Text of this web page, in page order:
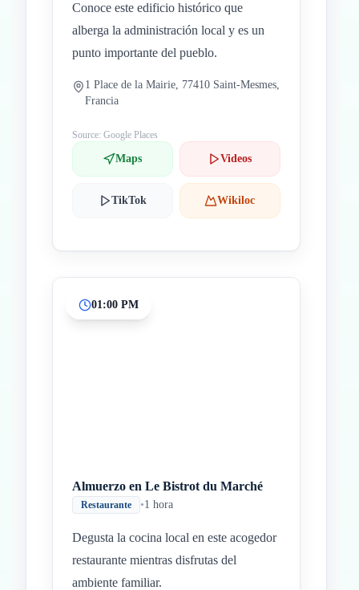
Conoce este edificio histórico que
alberga la administración local y es un
punto importante del pueblo.
1 Place de la Mairie, 77410 Saint-Mesmes,
Francia
Source: Google Places
Maps Videos
TikTok Wikiloc
01:00 PM
Almuerzo en Le Bistrot du Marché
Restaurante •1 hora
Degusta la cocina local en este acogedor
restaurante mientras disfrutas del
ambiente familiar.